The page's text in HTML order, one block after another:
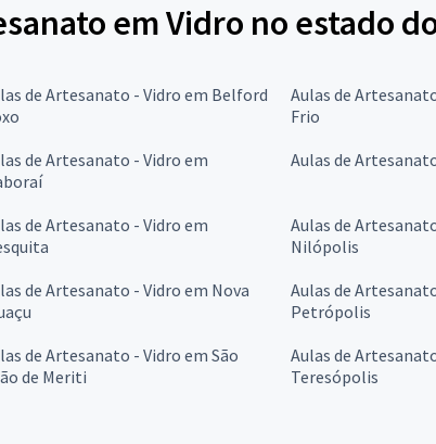
em Vidro no estado
de Artesanato - Vidro em Belford
Aulas de
Frio
de Artesanato - Vidro em
Aulas de
de Artesanato - Vidro em
Aulas de
Nilópolis
de Artesanato - Vidro em Nova
Aulas de
Petrópolis
de Artesanato - Vidro em São
de Meriti
Aulas de
Teresópolis